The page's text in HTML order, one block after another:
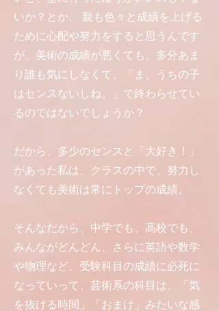
いか？とか、 親も色々と成績を上げる
ために心配や努力をすると思うんです
が、美術の成績が悪くても、多分あま
り誰も気にしなくて、「ま、うちの子
はセンスないしね。」で終わらせてい
るのではないでしょうか？
だから、多少のセンスと「大好き！」
があった私は、クラスの中で、努力し
なくても美術は常にトップの成績。
そんなだから、中学でも、高校でも、
みんながどんどん、さらに英語や数学
や物理など、受験科目の成績に必死に
なっていって、芸術系の科目は、「気
を抜ける時間」「おまけ」みたいな感